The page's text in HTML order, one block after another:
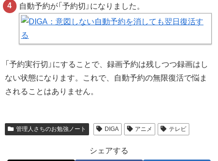
自動予約が「予約切」になりました。
「予約実行切」にすることで、録画予約は残しつつ録画はし
ない状態になります。これで、自動予約の無限復活で悩ま
されることはありません。
管理人さちのお勉強ノート DIGA アニメ テレビ
シェアする